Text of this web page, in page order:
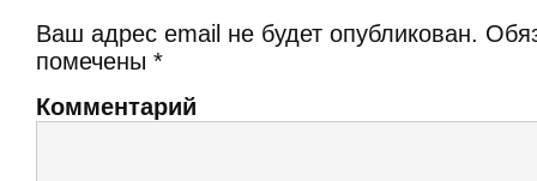
Ваш адрес email не будет опубликован.
помечены *
Комментарий